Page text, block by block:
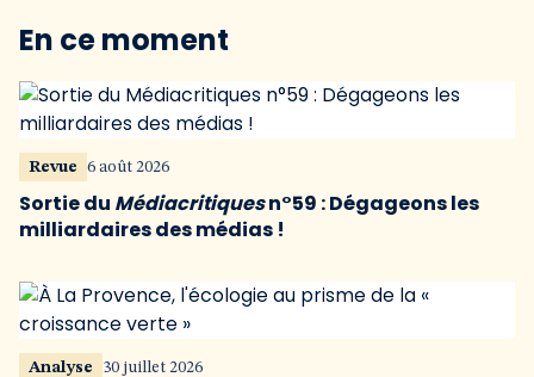
En ce moment
Revue 6 août 2026
Sortie du Médiacritiquesn°59 : Dégageons les
milliardaires des médias !
Analyse 30 juillet 2026